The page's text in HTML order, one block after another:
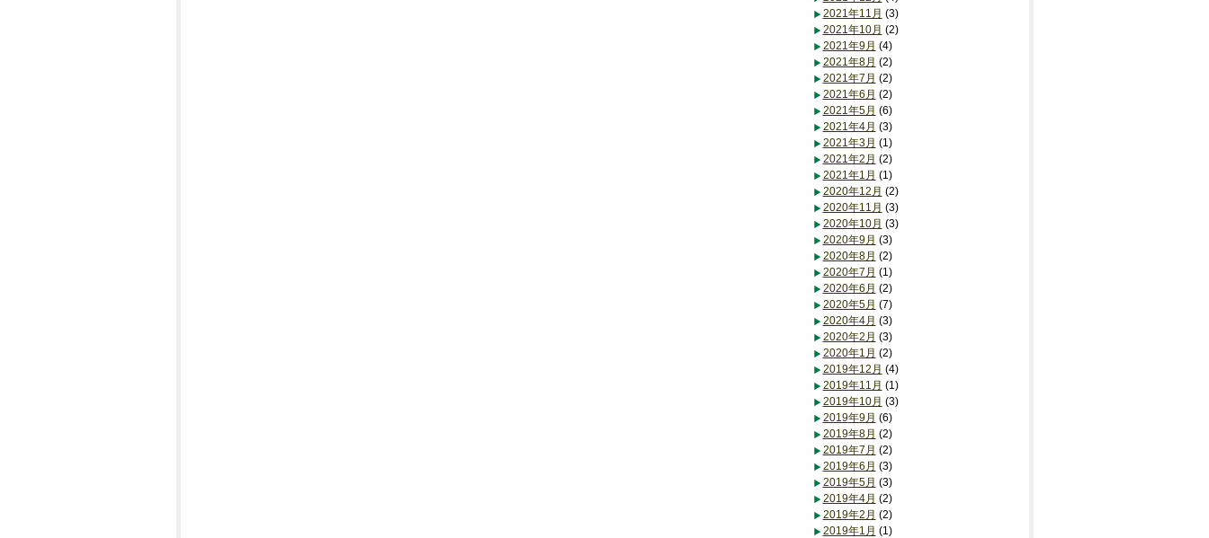
2021年11月 (3)
2021年10月 (2)
2021年9月 (4)
2021年8月 (2)
2021年7月 (2)
2021年6月 (2)
2021年5月 (6)
2021年4月 (3)
2021年3月 (1)
2021年2月 (2)
2021年1月 (1)
2020年12月 (2)
2020年11月 (3)
2020年10月 (3)
2020年9月 (3)
2020年8月 (2)
2020年7月 (1)
2020年6月 (2)
2020年5月 (7)
2020年4月 (3)
2020年2月 (3)
2020年1月 (2)
2019年12月 (4)
2019年11月 (1)
2019年10月 (3)
2019年9月 (6)
2019年8月 (2)
2019年7月 (2)
2019年6月 (3)
2019年5月 (3)
2019年4月 (2)
2019年2月 (2)
2019年1月 (1)